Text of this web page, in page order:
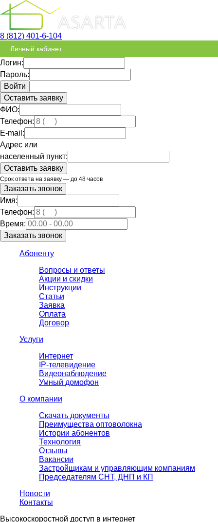
8 (812) 401-6-104
Личный кабинет
Логин:
Пароль:
Оставить заявку
ФИО:
Телефон:
E-mail:
Адрес или
населенный пункт:
Срок ответа на заявку — до 48 часов
Заказать звонок
Имя:
Телефон:
Время:
Абоненту
Вопросы и ответы
Акции и скидки
Инструкции
Статьи
Заявка
Оплата
Договор
Услуги
Интернет
IP-телевидение
Видеонаблюдение
Умный домофон
О компании
Скачать документы
Преимущества оптоволокна
Истории абонентов
Технология
Отзывы
Вакансии
Застройщикам и управляющим компаниям
Председателям СНТ, ДНП и КП
Новости
Контакты
Высокоскоростной доступ в интернет